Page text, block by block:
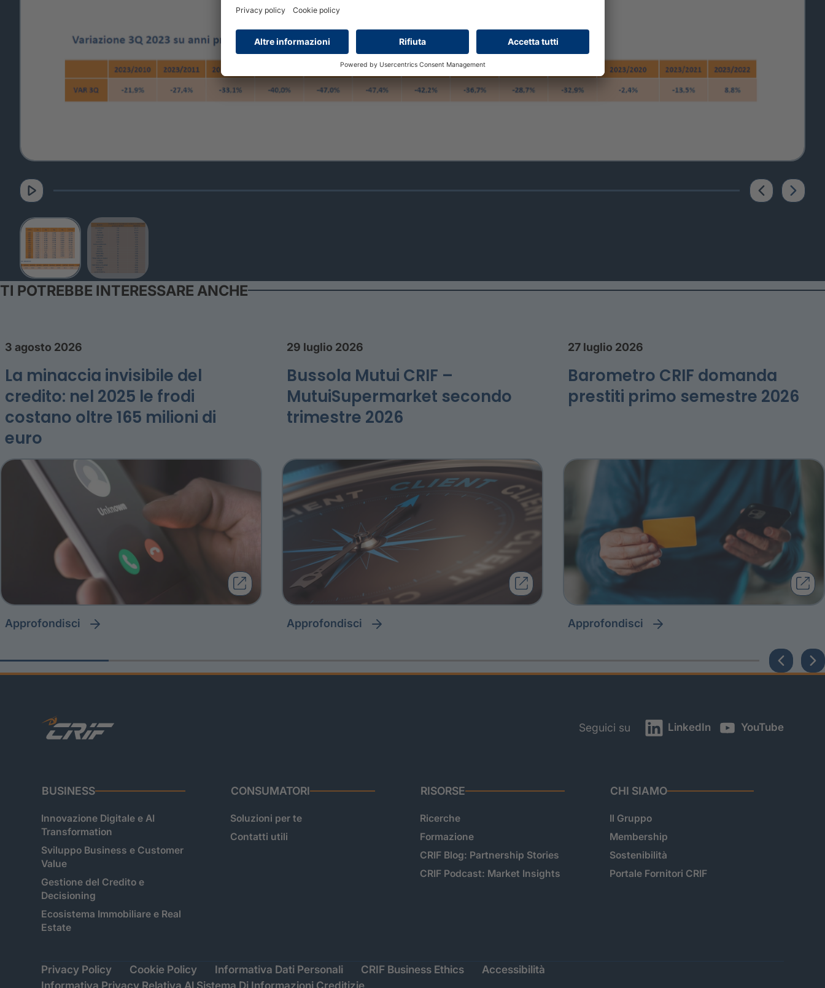
TI POTREBBE INTERESSARE ANCHE
3 agosto 2026
La minaccia invisibile del
credito: nel 2025 le frodi
costano oltre 165 milioni di
euro
approfondisci
29 luglio 2026
Bussola Mutui CRIF –
MutuiSupermarket secondo
trimestre 2026
approfondisci
27 luglio 2026
Barometro CRIF domanda
prestiti primo semestre 2026
approfondisci
Seguici su LinkedIn YouTube
BUSINESS
Innovazione Digitale e AI
Transformation
Sviluppo Business e Customer
Value
Gestione del Credito e
Decisioning
Ecosistema Immobiliare e Real
Estate
CONSUMATORI
Soluzioni per te
Contatti utili
RISORSE
Ricerche
Formazione
CRIF Blog: Partnership Stories
CRIF Podcast: Market Insights
CHI SIAMO
Il Gruppo
Membership
Sostenibilità
Portale Fornitori CRIF
Privacy Policy Cookie Policy Informativa Dati Personali CRIF Business Ethics
Accessibilità